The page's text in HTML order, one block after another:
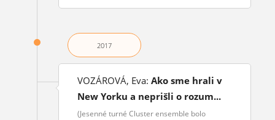
2017
VOZÁROVÁ, Eva: Ako sme hrali v
New Yorku a neprišli o rozum...
(Jesenné turné Cluster ensemble bolo